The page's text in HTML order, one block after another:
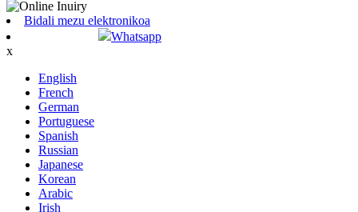
Bidali mezu elektronikoa
Whatsapp
x
English
French
German
Portuguese
Spanish
Russian
Japanese
Korean
Arabic
Irish